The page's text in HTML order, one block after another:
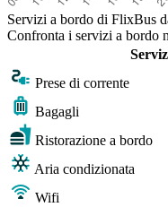
Servizi a bordo di FlixBus
Confronta i servizi a bordo
Prese di corrente
Bagagli
Ristorazione a bordo
Aria condizionata
Wifi